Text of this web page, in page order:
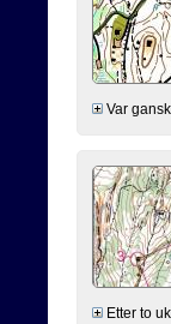
Var
Etter to